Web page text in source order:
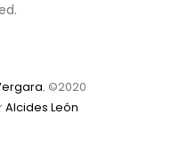
©2020
Alcides León